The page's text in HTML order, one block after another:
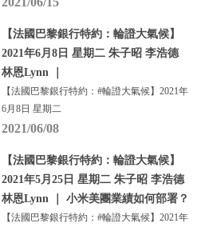
【法國巴黎銀行特約：輪證大氣候】
2021年6月8日 星期二 朱子昭 李浩德
林恩Lynn ｜
【法國巴黎銀行特約：#輪證大氣候】2021年
6月8日 星期二
2021/06/08
【法國巴黎銀行特約：輪證大氣候】
2021年5月25日 星期二 朱子昭 李浩德
林恩Lynn ｜ 小米美團業績如何部署？
【法國巴黎銀行特約：#輪證大氣候】2021年